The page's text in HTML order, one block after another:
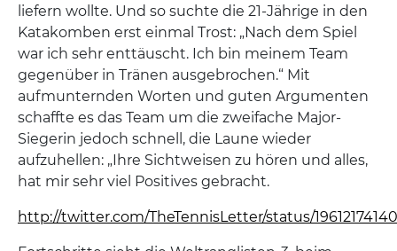
liefern wollte. Und so suchte die 21-Jährige in den
Katakomben erst einmal Trost: „Nach dem Spiel
war ich sehr enttäuscht. Ich bin meinem Team
gegenüber in Tränen ausgebrochen.“ Mit
aufmunternden Worten und guten Argumenten
schaffte es das Team um die zweifache Major-
Siegerin jedoch schnell, die Laune wieder
aufzuhellen: „Ihre Sichtweisen zu hören und alles,
hat mir sehr viel Positives gebracht.
http://twitter.com/TheTennisLetter/status/